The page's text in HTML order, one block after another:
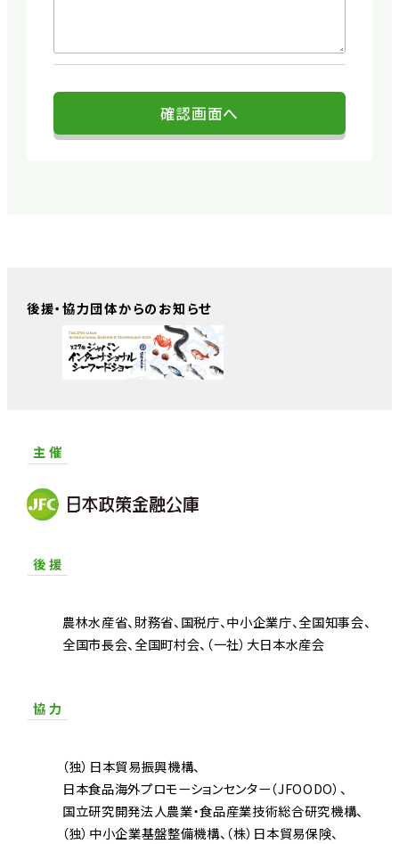
確認画面へ
後援・協力団体からのお知らせ
主 催
後 援
農林水産省 財務省 国税庁 中小企業庁 全国知事会
全国市長会 全国町村会 （一社）大日本水産会
協 力
（独）日本貿易振興機構
日本食品海外プロモーションセンター（JFOODO）
国立研究開発法人農業・食品産業技術総合研究機構
（独）中小企業基盤整備機構 （株）日本貿易保険